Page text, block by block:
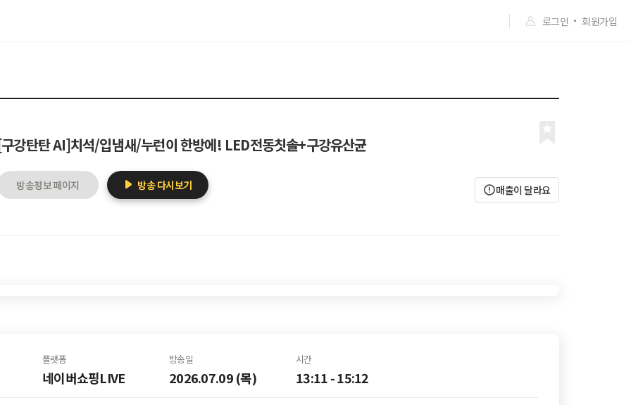
로그인 회원가입
강탄탄 AI]치석/입냄새/누런이 한방에! LED전동칫솔+구강유산균
방송정보 페이지 방송 다시보기 매출이 달라요
플랫폼
네이버쇼핑LIVE
방송일
2026.07.09 (목)
시간
13:11 - 15:12